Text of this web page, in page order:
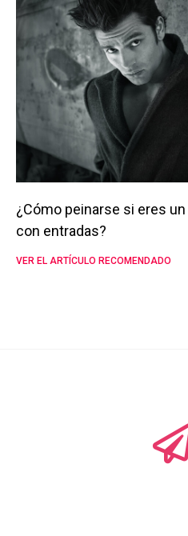
¿Cómo peinarse si eres
con entradas?
VER EL ARTÍCULO RECOMENDADO